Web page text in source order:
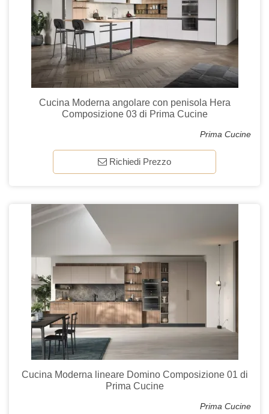
Cucina Moderna angolare con penisola Hera
Composizione 03 di Prima Cucine
Prima Cucine
Richiedi Prezzo
Cucina Moderna lineare Domino Composizione 01 di
Prima Cucine
Prima Cucine